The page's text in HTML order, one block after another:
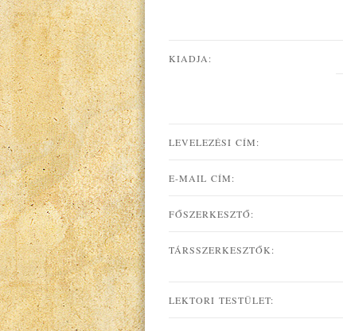
KIADJA:
LEVELEZÉSI CÍM:
E-MAIL CÍM:
FŐSZERKESZTŐ:
TÁRSSZERKESZTŐK:
LEKTORI TESTÜLET: